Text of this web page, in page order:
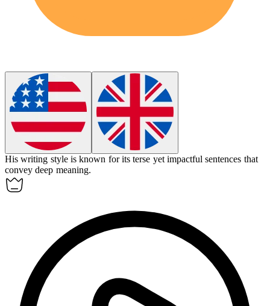
His writing style is known for itsterse yet impactful sentences that
convey deep meaning.